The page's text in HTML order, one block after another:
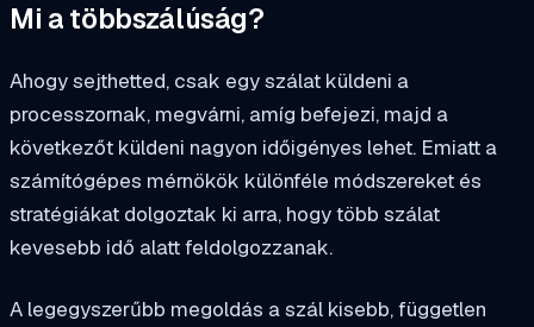
Mi a többszálúság?
Ahogy sejthetted, csak egy szálat küldeni a
processzornak, megvárni, amíg befejezi, majd a
következőt küldeni nagyon időigényes lehet. Emiatt a
számítógépes mérnökök különféle módszereket és
stratégiákat dolgoztak ki arra, hogy több szálat
kevesebb idő alatt feldolgozzanak.
A legegyszerűbb megoldás a szál kisebb, független